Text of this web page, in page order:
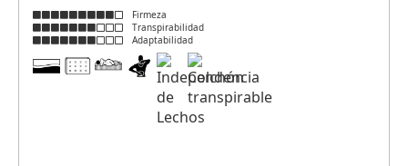
Firmeza
Transpirabilidad
Adaptabilidad